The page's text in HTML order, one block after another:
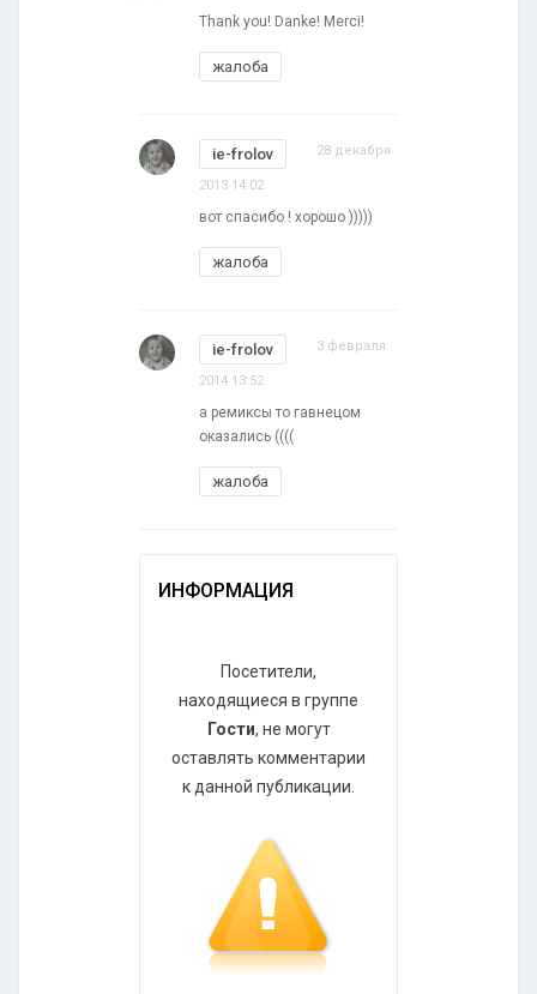
Thank you! Danke! Merci!
жалоба
ie-frolov 28 декабря
2013 14:02
вот спасибо ! хорошо )))))
жалоба
ie-frolov 3 февраля
2014 13:52
а ремиксы то гавнецом
оказались ((((
жалоба
ИНФОРМАЦИЯ
Посетители,
находящиеся в группе
Гости, не могут
оставлять комментарии
к данной публикации.